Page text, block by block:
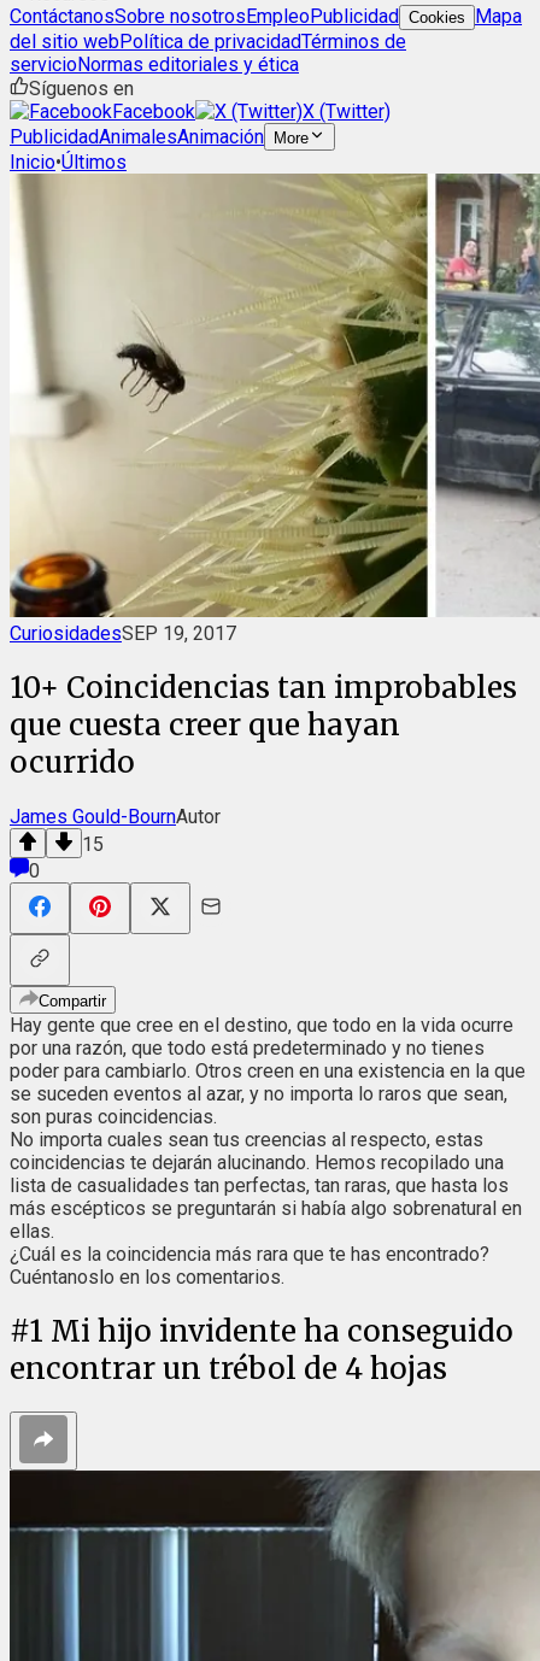
ContáctanosSobre nosotrosEmpleoPublicidad Cookies
Mapa
del sitio webPolítica de privacidadTérminos de
servicioNormas editoriales y ética
Síguenos en
Facebook
X (Twitter)
PublicidadAnimalesAnimación More
Inicio•Últimos
CuriosidadesSEP 19, 2017
10+ Coincidencias tan improbables
que cuesta creer que hayan
ocurrido
James Gould-BournAutor
15
0
Compartir
Hay gente que cree en el destino, que todo en la vida ocurre
por una razón, que todo está predeterminado y no tienes
poder para cambiarlo. Otros creen en una existencia en la que
se suceden eventos al azar, y no importa lo raros que sean,
son puras coincidencias.
No importa cuales sean tus creencias al respecto, estas
coincidencias te dejarán alucinando. Hemos recopilado una
lista de casualidades tan perfectas, tan raras, que hasta los
más escépticos se preguntarán si había algo sobrenatural en
ellas.
¿Cuál es la coincidencia más rara que te has encontrado?
Cuéntanoslo en los comentarios.
#1 Mi hijo invidente ha conseguido
encontrar un trébol de 4 hojas